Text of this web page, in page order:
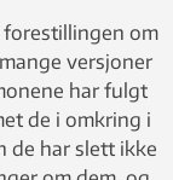
forestillingen om
versjoner
har fulgt
de i omkring i
de har slett ikke